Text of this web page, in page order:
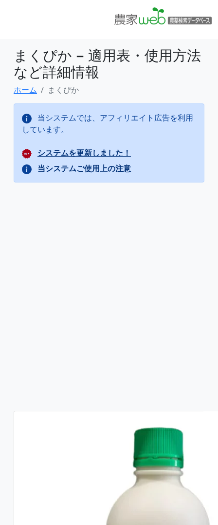
まくぴか − 適用表・使用方法
など詳細情報
ホーム まくぴか
当システムでは、アフィリエイト広告を利用
しています。
システムを更新しました！
当システムご使用上の注意